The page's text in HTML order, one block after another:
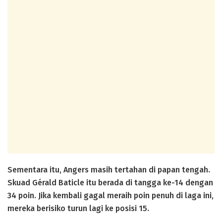
Sementara itu, Angers masih tertahan di papan tengah.
Skuad Gérald Baticle itu berada di tangga ke-14 dengan
34 poin. Jika kembali gagal meraih poin penuh di laga ini,
mereka berisiko turun lagi ke posisi 15.